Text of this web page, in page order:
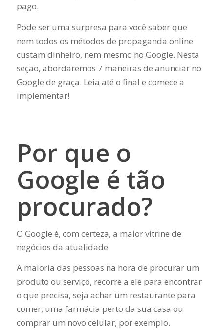
pago.
Pode ser uma surpresa para você saber que
nem todos os métodos de propaganda online
custam dinheiro, nem mesmo no Google. Nesta
seção, abordaremos 7 maneiras de anunciar no
Google de graça. Leia até o final e comece a
implementar!
Por que o
Google é tão
procurado?
O Google é, com certeza, a maior vitrine de
negócios da atualidade.
A maioria das pessoas na hora de procurar um
produto ou serviço, recorre a ele para encontrar
o que precisa, seja achar um restaurante para
comer, uma farmácia perto da sua casa ou
comprar um novo celular, por exemplo.